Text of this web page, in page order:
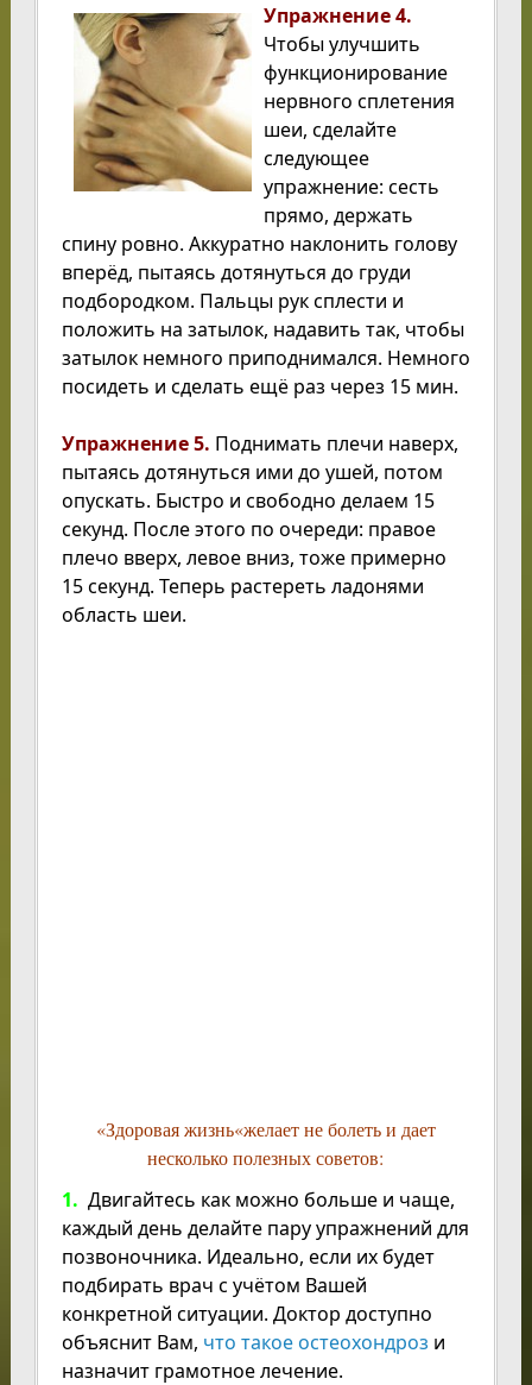
Упражнение 4.
Чтобы улучшить
функционирование
нервного сплетения
шеи, сделайте
следующее
упражнение: сесть
прямо, держать
спину ровно. Аккуратно наклонить голову
вперёд, пытаясь дотянуться до груди
подбородком. Пальцы рук сплести и
положить на затылок, надавить так, чтобы
затылок немного приподнимался. Немного
посидеть и сделать ещё раз через 15 мин.
Упражнение 5. Поднимать плечи наверх,
пытаясь дотянуться ими до ушей, потом
опускать. Быстро и свободно делаем 15
секунд. После этого по очереди: правое
плечо вверх, левое вниз, тоже примерно
15 секунд. Теперь растереть ладонями
область шеи.
«Здоровая жизнь«желает не болеть и дает
несколько полезных советов:
1. Двигайтесь как можно больше и чаще,
каждый день делайте пару упражнений для
позвоночника. Идеально, если их будет
подбирать врач с учётом Вашей
конкретной ситуации. Доктор доступно
объяснит Вам, что такое остеохондроз и
назначит грамотное лечение.